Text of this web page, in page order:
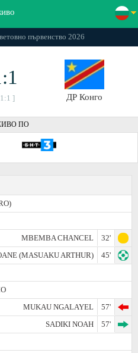
първенство 2026
] ДР Конго
ПО
MBEMBA CHANCEL
32'
(MASUAKU ARTHUR)
45'
MUKAU NGALAYEL
57'
SADIKI NOAH
57'